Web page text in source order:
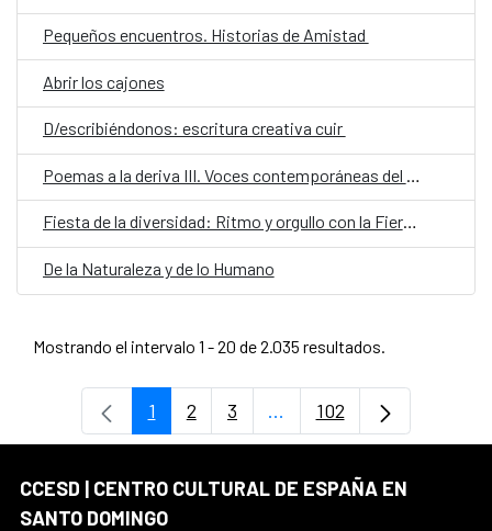
Pequeños encuentros. Historias de Amistad
Abrir los cajones
D/escribiéndonos: escritura creativa cuir
Poemas a la deriva III. Voces contemporáneas del español
Fiesta de la diversidad: Ritmo y orgullo con la Fiera Típica y Fefita la Grande
De la Naturaleza y de lo Humano
Mostrando el intervalo 1 - 20 de 2.035 resultados.
Página
1 Página
2 Página
3 ...Páginas intermedias Use
Página
102
CCESD | CENTRO CULTURAL DE ESPAÑA EN
SANTO DOMINGO